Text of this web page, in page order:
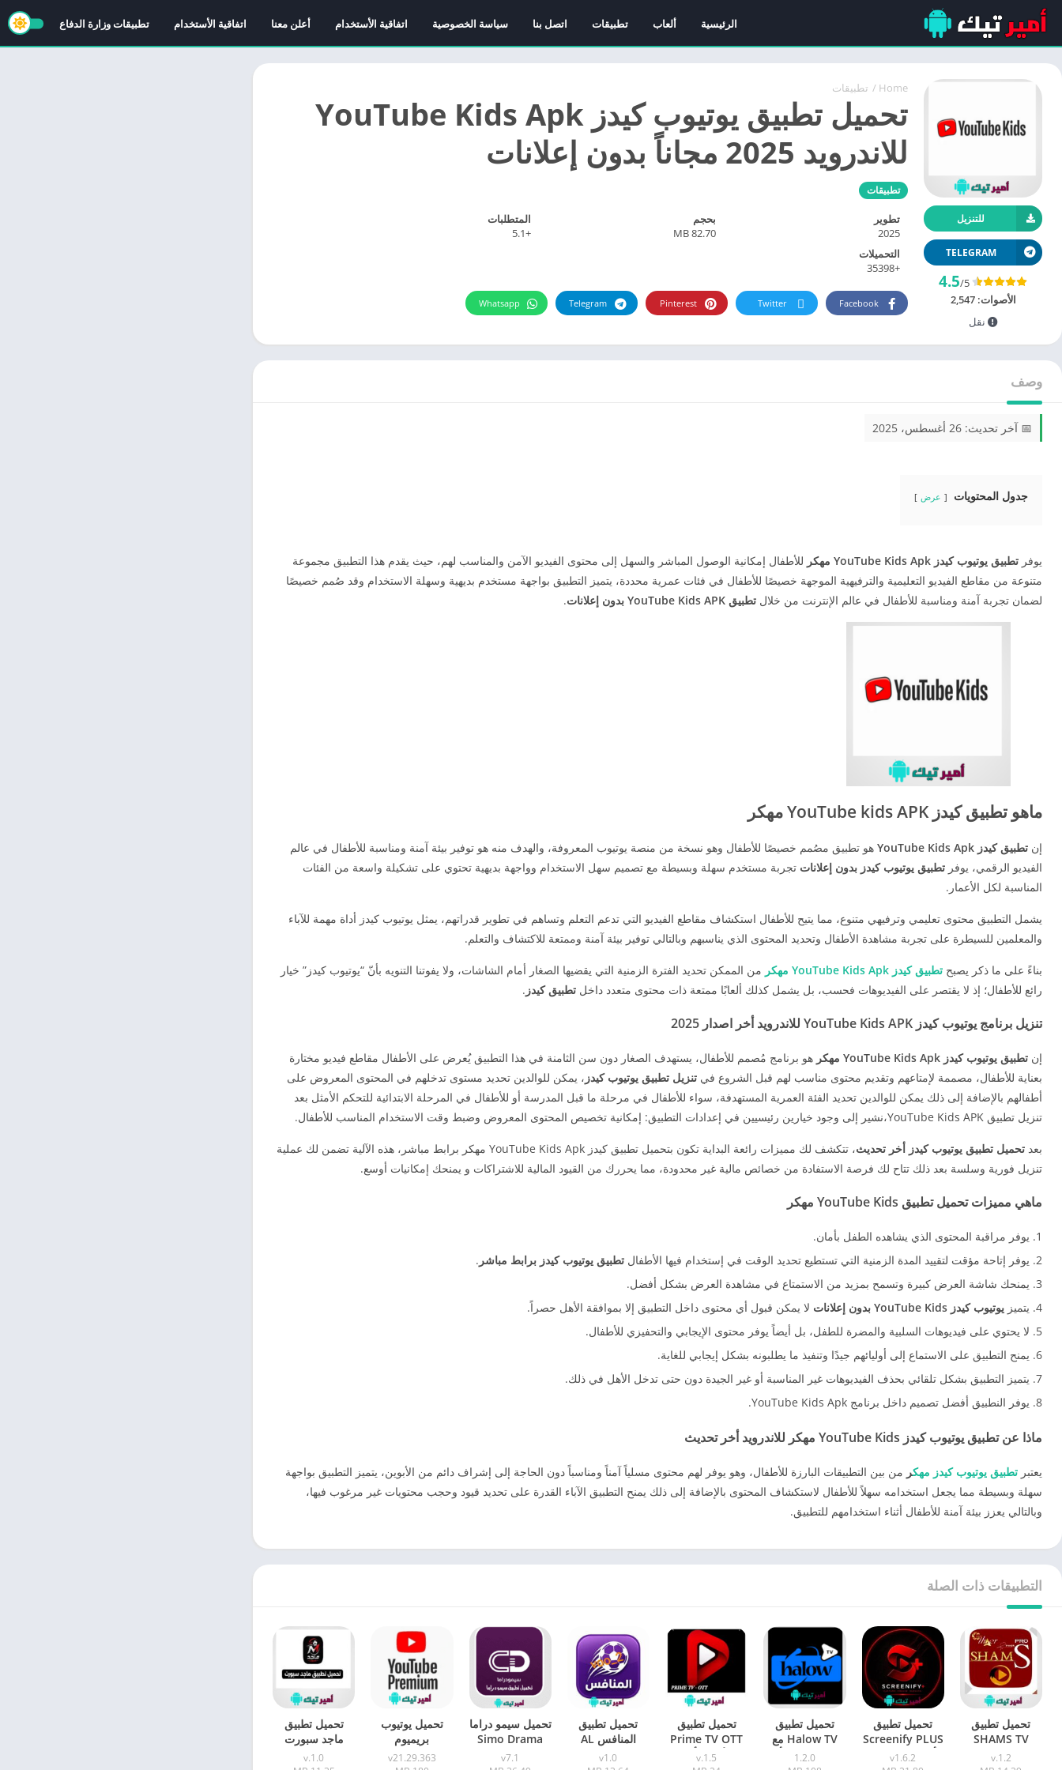
الرئيسية ألعاب تطبيقات اتصل بنا سياسة الخصوصية اتفاقية الأستخدام أعلن معنا اتفاقية الأستخدام تطبيقات وزارة الدفاع
Home
/ تطبيقات
تحميل تطبيق يوتيوب كيدز YouTube Kids Apk
للاندرويد 2025 مجاناً بدون إعلانات
تطبيقات
للتنزيل
TELEGRAM
4.5/5
الأصوات:2,547
نقل
تطوير
2025
بحجم
82.70 MB
المتطلبات
+5.1
التحميلات
+35398
Facebook
Twitter
Pinterest
Telegram
Whatsapp
وصف
📅 آخر تحديث: 26 أغسطس، 2025
جدول المحتويات عرض
يوفر تطبيق يوتيوب كيدز YouTube Kids Apk مهكر
للأطفال إمكانية الوصول المباشر والسهل إلى محتوى الفيديو الآمن والمناسب لهم، حيث يقدم هذا التطبيق مجموعة
متنوعة من مقاطع الفيديو التعليمية والترفيهية الموجهة خصيصًا للأطفال في فئات عمرية محددة، يتميز التطبيق بواجهة مستخدم بديهية وسهلة الاستخدام وقد صُمم خصيصًا
لضمان تجربة آمنة ومناسبة للأطفال في عالم الإنترنت من خلال تطبيق YouTube Kids APK بدون إعلانات .
ماهو تطبيق كيدز YouTube kids APK مهكر
إن تطبيق كيدز YouTube Kids Apk
هو تطبيق مصُمم خصيصًا للأطفال وهو نسخة من منصة يوتيوب المعروفة، والهدف منه هو توفير بيئة آمنة ومناسبة للأطفال في عالم
الفيديو الرقمي، يوفر تطبيق يوتيوب كيدز بدون إعلانات تجربة مستخدم سهلة وبسيطة مع تصميم سهل الاستخدام وواجهة بديهية تحتوي على تشكيلة واسعة من الفئات
المناسبة لكل الأعمار.
يشمل التطبيق محتوى تعليمي وترفيهي متنوع، مما يتيح للأطفال استكشاف مقاطع الفيديو التي تدعم التعلم وتساهم في تطوير قدراتهم، يمثل يوتيوب كيدز أداة مهمة للآباء
والمعلمين للسيطرة على تجربة مشاهدة الأطفال وتحديد المحتوى الذي يناسبهم وبالتالي توفير بيئة آمنة وممتعة للاكتشاف والتعلم.
بناءً على ما ذكر يصبح تطبيق كيدز YouTube Kids Apk مهكر
من الممكن تحديد الفترة الزمنية التي يقضيها الصغار أمام الشاشات، ولا يفوتنا التنويه بأنّ “يوتيوب كيدز” خيار
رائع للأطفال؛ إذ لا يقتصر على الفيديوهات فحسب، بل يشمل كذلك ألعابًا ممتعة ذات محتوى متعدد داخل تطبيق كيدز .
تنزيل برنامج يوتيوب كيدز YouTube Kids APK للاندرويد أخر اصدار 2025
إن تطبيق يوتيوب كيدز YouTube Kids Apk مهكر
هو برنامج مُصمم للأطفال، يستهدف الصغار دون سن الثامنة في هذا التطبيق يُعرض على الأطفال مقاطع فيديو مختارة
بعناية للأطفال، مصممة لإمتاعهم وتقديم محتوى مناسب لهم قبل الشروع في تنزيل تطبيق يوتيوب كيدز ، يمكن للوالدين تحديد مستوى تدخلهم في المحتوى المعروض على
أطفالهم بالإضافة إلى ذلك يمكن للوالدين تحديد الفئة العمرية المستهدفة، سواء للأطفال في مرحلة ما قبل المدرسة أو للأطفال في المرحلة الابتدائية للتحكم الأمثل بعد
تنزيل تطبيق YouTube Kids APK،نشير إلى وجود خيارين رئيسيين في إعدادات التطبيق: إمكانية تخصيص المحتوى المعروض وضبط وقت الاستخدام المناسب للأطفال.
بعد تحميل تطبيق يوتيوب كيدز أخر تحديث
، تتكشف لك مميزات رائعة البداية تكون بتحميل تطبيق كيدز YouTube Kids Apk مهكر برابط مباشر، هذه الآلية تضمن لك عملية
تنزيل فورية وسلسة بعد ذلك تتاح لك فرصة الاستفادة من خصائص مالية غير محدودة، مما يحررك من القيود المالية للاشتراكات و يمنحك إمكانيات أوسع.
ماهي مميزات تحميل تطبيق YouTube Kids مهكر
يوفر مراقبة المحتوى الذي يشاهده الطفل بأمان.
يوفر إتاحة مؤقت لتقييد المدة الزمنية التي تستطيع تحديد الوقت في إستخدام فيها الأطفال تطبيق يوتيوب كيدز برابط مباشر .
يمنحك شاشة العرض كبيرة وتسمح بمزيد من الاستمتاع في مشاهدة العرض بشكل أفضل.
يتميز يوتيوب كيدز YouTube Kids بدون إعلانات
لا يمكن قبول أي محتوى داخل التطبيق إلا بموافقة الأهل حصراً.
لا يحتوي على فيديوهات السلبية والمضرة للطفل، بل أيضاً يوفر محتوى الإيجابي والتحفيزي للأطفال.
يمنح التطبيق على الاستماع إلى أوليائهم جيدًا وتنفيذ ما يطلبونه بشكل إيجابي للغاية.
يتميز التطبيق بشكل تلقائي بحذف الفيديوهات غير المناسبة أو غير الجيدة دون حتى تدخل الأهل في ذلك.
يوفر النطبيق أفضل تصميم داخل برنامج YouTube Kids Apk.
ماذا عن تطبيق يوتيوب كيدز YouTube Kids مهكر للاندرويد أخر تحديث
يعتبر تطبيق يوتيوب كيدز مهكر من بين التطبيقات البارزة للأطفال، وهو يوفر لهم محتوى مسلياً آمناً ومناسباً دون الحاجة إلى إشراف دائم من الأبوين، يتميز التطبيق بواجهة
سهلة وبسيطة مما يجعل استخدامه سهلاً للأطفال لاستكشاف المحتوى بالإضافة إلى ذلك يمنح التطبيق الآباء القدرة على تحديد قيود وحجب محتويات غير مرغوب فيها،
وبالتالي يعزز بيئة آمنة للأطفال أثناء استخدامهم للتطبيق.
التطبيقات ذات الصلة
تحميل تطبيق
SHAMS TV
شمس تي في
v.1.2
تحميل تطبيق
Screenify PLUS
v1.6.2
تحميل تطبيق
Halow TV مع
كود هلو تيفي أخر
1.2.0
تحميل تطبيق
Prime TV OTT
الأصلي أخر
v.1.5
تحميل تطبيق
المنافس AL
MUNAFIS TV
v1.0
تحميل سيمو دراما
Simo Drama
مهكر 2026v7.1
تحميل يوتيوب
بريميوم
Youtube
v21.29.363
تحميل تطبيق
ماجد سبورت
Majed Sport
v.1.0